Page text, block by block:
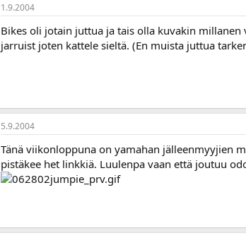
1.9.2004
Bikes oli jotain juttua ja tais olla kuvakin
jarruist joten kattele sieltä. (En muista juttua
5.9.2004
Tänä viikonloppuna on yamahan jälleenmyyjien
pistäkee het linkkiä. Luulenpa vaan että joutuu